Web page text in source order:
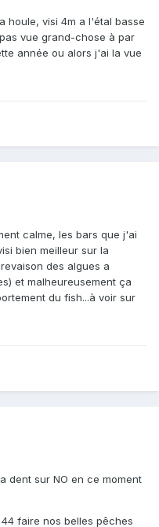
houle, visi 4m a l'étal basse
vue grand-chose à par
année ou alors j'ai la vue
calme, les bars que j'ai
bien meilleur sur la
des algues a
et malheureusement ça
du fish...à voir sur
dent sur NO en ce moment
faire nos belles pêches